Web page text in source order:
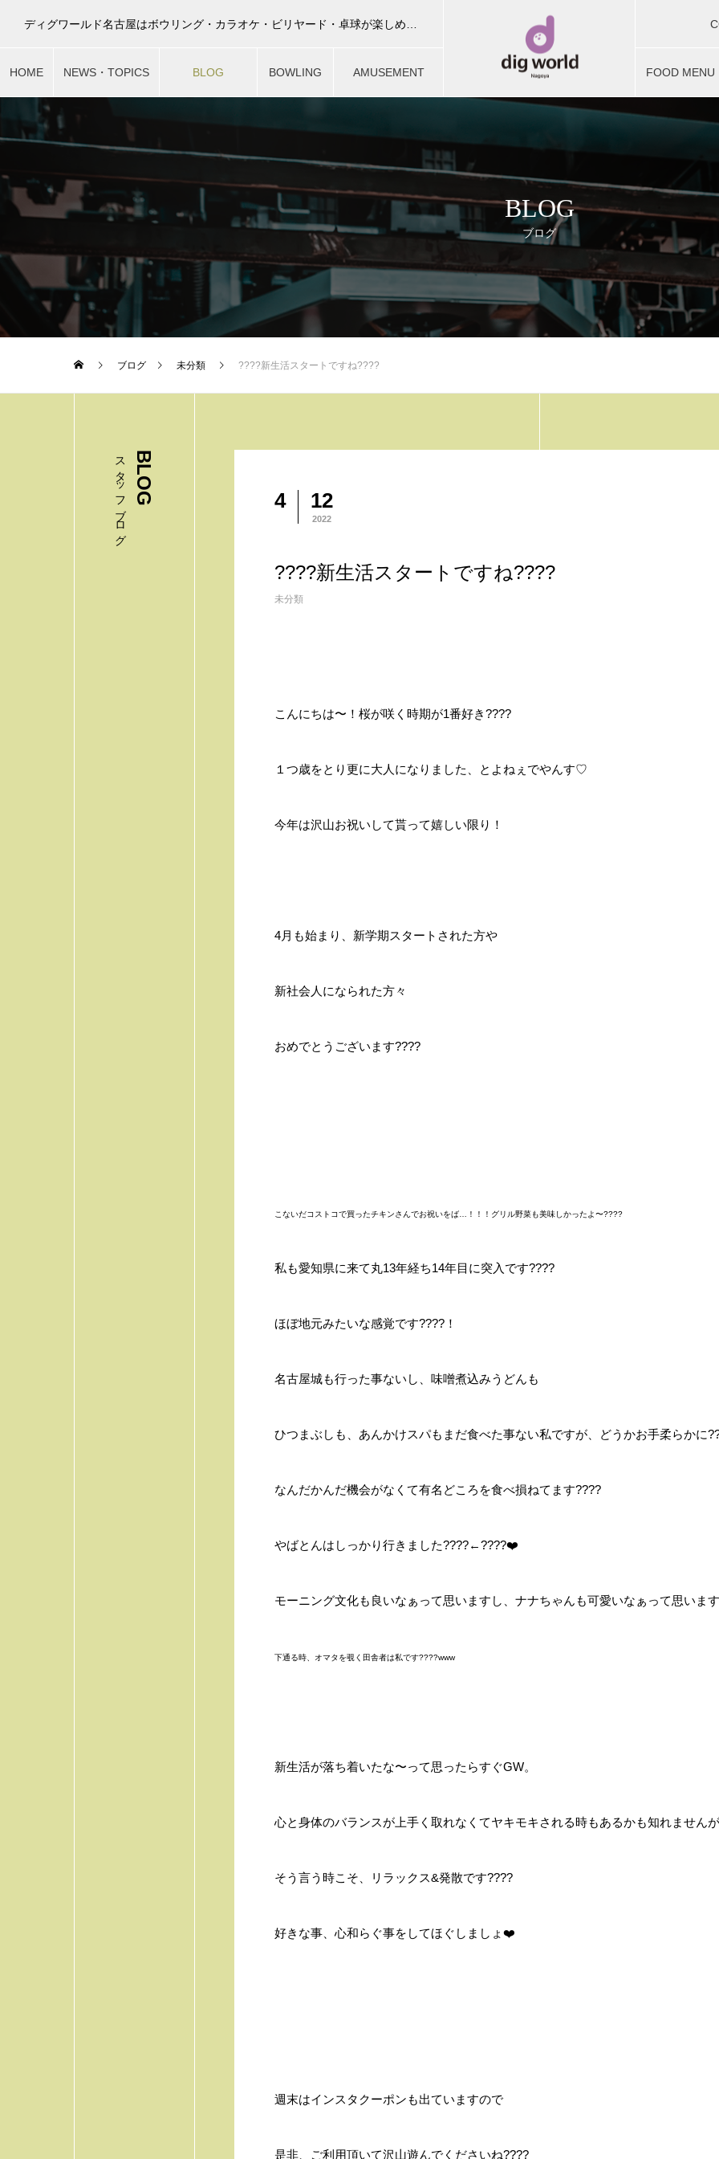
HOME
NEWS・TOPICS
BLOG
BOWLING
AMUSEMENT
FOOD MENU
BLOG
ブログ
ブログ 未分類 ????新生活スタートですね????
BLOG
スタッフブログ 4 12
2022
????新生活スタートですね????
未分類
こんにちは〜！桜が咲く時期が1番好き????
１つ歳をとり更に大人になりました、とよねぇでやんす♡
今年は沢山お祝いして貰って嬉しい限り！
4月も始まり、新学期スタートされた方や
新社会人になられた方々
おめでとうございます????
こないだコストコで買ったチキンさんでお祝いをば…！！！グリル野菜も美味しかったよ〜????
私も愛知県に来て丸13年経ち14年目に突入です????
ほぼ地元みたいな感覚です????！
名古屋城も行った事ないし、味噌煮込みうどんも
ひつまぶしも、あんかけスパもまだ食べた事ない私ですが、どうかお手柔らかに
なんだかんだ機会がなくて有名どころを食べ損ねてます????
やばとんはしっかり行きました????←????❤️
モーニング文化も良いなぁって思いますし、ナナちゃんも可愛いなぁって思いま
下通る時、オマタを覗く田舎者は私です????www
新生活が落ち着いたな〜って思ったらすぐGW。
心と身体のバランスが上手く取れなくてヤキモキされる時もあるかも知れません
そう言う時こそ、リラックス&発散です????
好きな事、心和らぐ事をしてほぐしましょ❤️
週末はインスタクーポンも出ていますので
是非、ご利用頂いて沢山遊んでくださいね????